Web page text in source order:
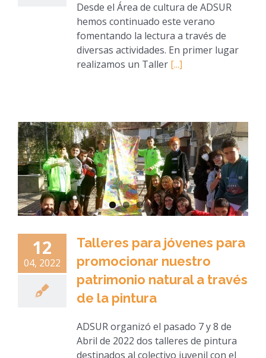
Desde el Área de cultura de ADSUR
hemos continuado este verano
fomentando la lectura a través de
diversas actividades. En primer lugar
realizamos un Taller [...]
12
04, 2022
Talleres para jóvenes para
promocionar nuestro
patrimonio natural a través
de la pintura
ADSUR organizó el pasado 7 y 8 de
Abril de 2022 dos talleres de pintura
destinados al colectivo juvenil con el